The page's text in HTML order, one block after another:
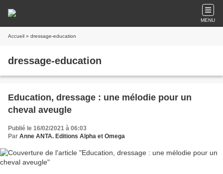
MENU
Accueil » dressage-education
dressage-education
Education, dressage : une mélodie pour un
cheval aveugle
Publié le 16/02/2021 à 06:03
Par Anne ANTA. Editions Alpha et Omega